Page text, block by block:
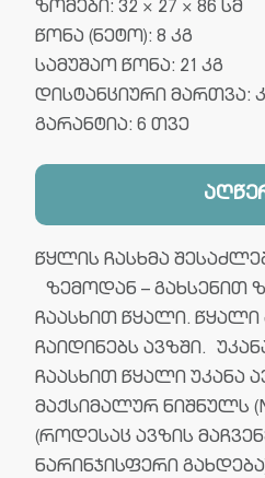
ზომები: 32 × 27 × 86 სმ
წონა (ნეტო): 8 კგ
სამუშაო წონა: 21 კგ
დისტანციური მართვა:
გარანტია: 6 თვე
წყლის ჩასხმა
ზემოდან – გახსენით
ჩაასხით წყალი.
ჩაიდინებს ავზში.
ჩაასხით წყალი უკანა
მაქსიმალურ ნიშნულს
(როდესაც ავზის
ნარინჯისფერი